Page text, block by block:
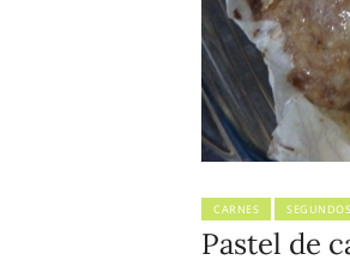
CARNES SEGUNDOS
Pastel de